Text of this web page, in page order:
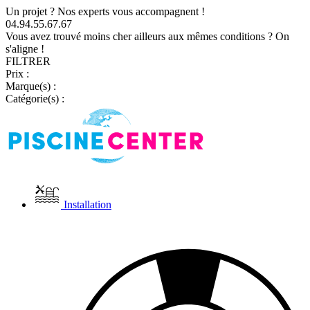
Un projet ? Nos experts vous accompagnent !
04.94.55.67.67
Vous avez trouvé moins cher ailleurs aux mêmes conditions ? On
s'aligne !
FILTRER
Prix :
Marque(s) :
Catégorie(s) :
Installation